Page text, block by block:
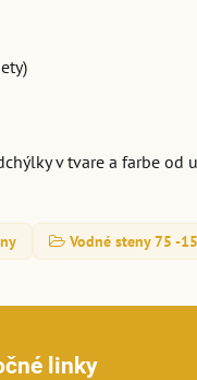
v tvare a farbe od
Vodné steny 75 -
linky